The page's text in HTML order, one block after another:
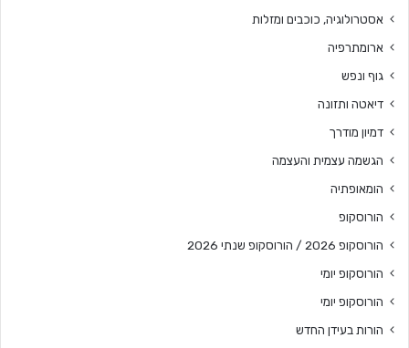
אסטרולוגיה, כוכבים ומזלות
ארומתרפיה
גוף ונפש
דיאטה ותזונה
דמיון מודרך
הגשמה עצמית והעצמה
הומאופתיה
הורוסקופ
הורוסקופ 2026 / הורוסקופ שנתי 2026
הורוסקופ יומי
הורוסקופ יומי
הורות בעידן החדש